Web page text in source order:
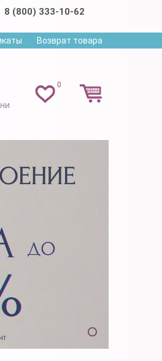
8 (800) 333-10-62
Возврат товара
0